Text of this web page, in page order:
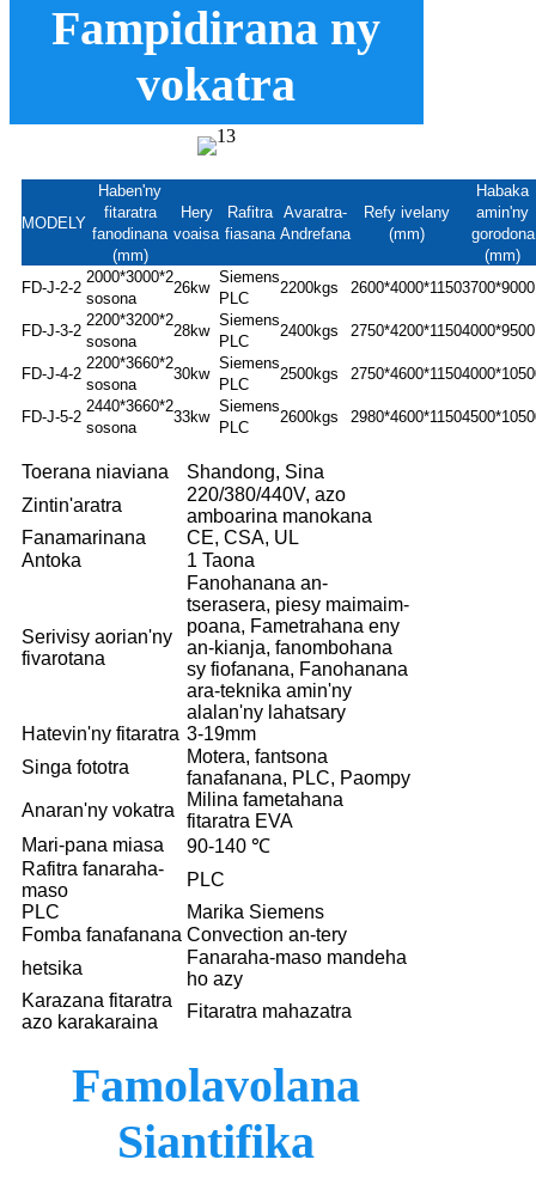
Fampidirana ny
vokatra
MODELY
Haben'ny
fitaratra
fanodinana
(mm)
Hery
voaisa
Rafitra
fiasana
Avaratra-
Andrefana
Refy ivelany
(mm)
Habaka
amin'ny
gorodona
(mm)
FD-J-2-2
2000*3000*2
sosona
26kw
Siemens
PLC
2200kgs 2600*4000*11503700*9000
FD-J-3-2
2200*3200*2
sosona
28kw
Siemens
PLC
2400kgs 2750*4200*11504000*9500
FD-J-4-2
2200*3660*2
sosona
30kw
Siemens
PLC
2500kgs 2750*4600*1150
FD-J-5-2
2440*3660*2
sosona
33kw
Siemens
PLC
2600kgs 2980*4600*1150
Toerana niaviana
Shandong, Sina
Zintin'aratra
220/380/440V, azo
amboarina manokana
Fanamarinana
CE, CSA, UL
Antoka
1 Taona
Serivisy aorian'ny
fivarotana
Fanohanana an-
tserasera, piesy maimaim-
poana, Fametrahana eny
an-kianja, fanombohana
sy fiofanana, Fanohanana
ara-teknika amin'ny
alalan'ny lahatsary
Hatevin'ny fitaratra 3-19mm
Singa fototra
Motera, fantsona
fanafanana, PLC, Paompy
Anaran'ny vokatra
Milina fametahana
fitaratra EVA
Mari-pana miasa
90-140 ℃
Rafitra fanaraha-
maso
PLC
PLC
Marika Siemens
Fomba fanafanana Convection an-tery
hetsika
Fanaraha-maso mandeha
ho azy
Karazana fitaratra
azo karakaraina
Fitaratra mahazatra
Famolavolana
Siantifika